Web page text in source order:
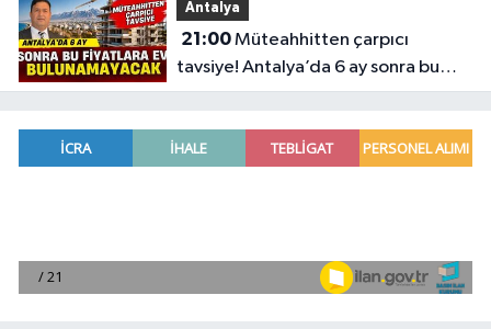
Antalya
21:00Müteahhitten çarpıcı
tavsiye! Antalya’da 6 ay sonra bu
fiyatlara ev bulunamayacak